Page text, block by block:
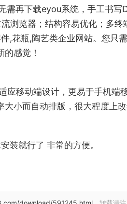
需再下载eyou系统，手工书写
浏览器；结构容易优化；多
,花瓶,陶艺类企业网站。您只
感觉！
应移动端设计，更易于手机端
大小而自动排版，很大程度上
装就行了 非常的方便。